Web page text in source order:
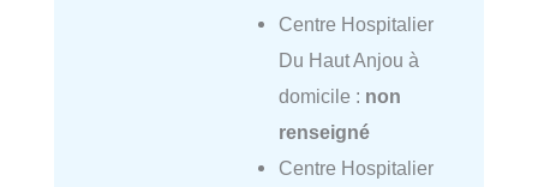
Centre Hospitalier
Du Haut Anjou à
domicile : non
renseigné
Centre Hospitalier